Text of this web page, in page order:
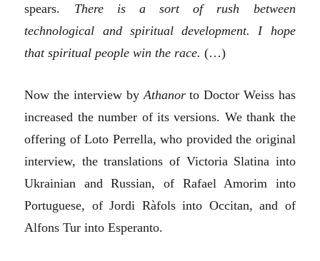
spears. There is a sort of rush between
technological and spiritual development. I hope
that spiritual people win the race. (…)
Now the interview byAthanorto Doctor Weiss has
increased the number of its versions. We thank the
offering of Loto Perrella, who provided the original
interview, the translations of Victoria Slatina into
Ukrainian and Russian, of Rafael Amorim into
Portuguese, of Jordi Ràfols into Occitan, and of
Alfons Tur into Esperanto.